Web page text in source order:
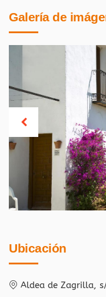
Galería de
Ubicación
Aldea de Zagrilla,